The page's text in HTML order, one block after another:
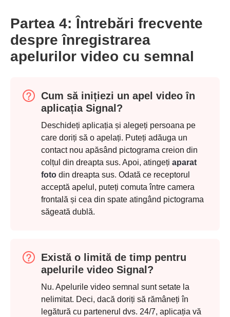
Partea 4: Întrebări frecvente
despre înregistrarea
apelurilor video cu semnal
Cum să inițiezi un apel video în
aplicația Signal?
Deschideți aplicația și alegeți persoana pe
care doriți să o apelați. Puteți adăuga un
contact nou apăsând pictograma creion din
colțul din dreapta sus. Apoi, atingeți aparat
foto din dreapta sus. Odată ce receptorul
acceptă apelul, puteți comuta între camera
frontală și cea din spate atingând pictograma
săgeată dublă.
Există o limită de timp pentru
apelurile video Signal?
Nu. Apelurile video semnal sunt setate la
nelimitat. Deci, dacă doriți să rămâneți în
legătură cu partenerul dvs. 24/7, aplicația vă